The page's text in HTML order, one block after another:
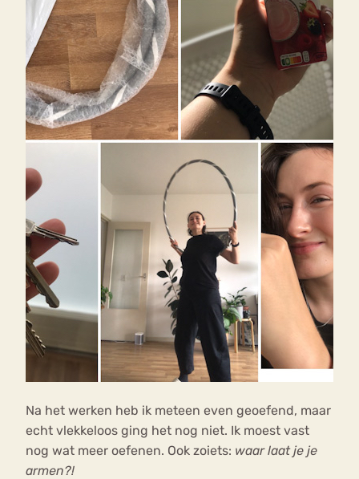
Na het werken heb ik meteen even geoefend, maar
echt vlekkeloos ging het nog niet. Ik moest vast
nog wat meer oefenen. Ook zoiets: waar laat je je
armen?!